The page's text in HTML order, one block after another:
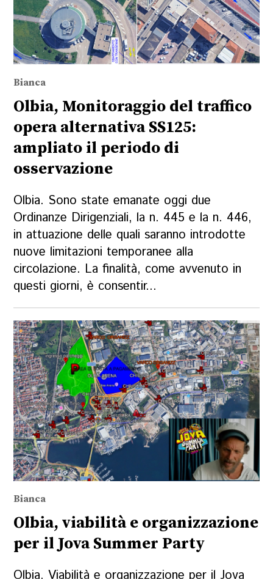
Bianca
Olbia, Monitoraggio del traffico
opera alternativa SS125:
ampliato il periodo di
osservazione
Olbia. Sono state emanate oggi due
Ordinanze Dirigenziali, la n. 445 e la n. 446,
in attuazione delle quali saranno introdotte
nuove limitazioni temporanee alla
circolazione. La finalità, come avvenuto in
questi giorni, è consentir...
Bianca
Olbia, viabilità e organizzazione
per il Jova Summer Party
Olbia. Viabilità e organizzazione per il Jova